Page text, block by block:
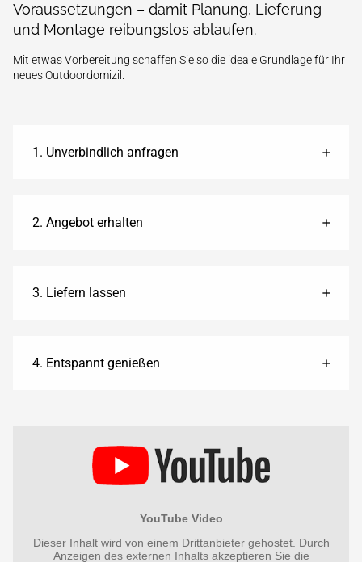
Voraus­setzungen – damit Planung, Lieferung
und Montage reibungslos ablaufen.
Mit etwas Vorbereitung schaffen Sie so die ideale Grund­­lage für Ihr
neues Outdoor­domizil.
1. Unverbindlich anfragen
2. Angebot erhalten
3. Liefern lassen
4. Entspannt genießen